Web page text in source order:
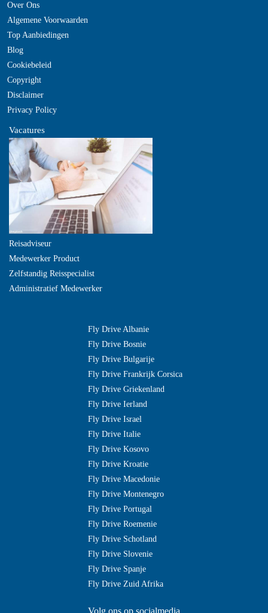
Over Ons
Algemene Voorwaarden
Top Aanbiedingen
Blog
Cookiebeleid
Copyright
Disclaimer
Privacy Policy
Vacatures
Reisadviseur
Medewerker Product
Zelfstandig Reisspecialist
Administratief Medewerker
Fly Drive Albanie
Fly Drive Bosnie
Fly Drive Bulgarije
Fly Drive Frankrijk Corsica
Fly Drive Griekenland
Fly Drive Ierland
Fly Drive Israel
Fly Drive Italie
Fly Drive Kosovo
Fly Drive Kroatie
Fly Drive Macedonie
Fly Drive Montenegro
Fly Drive Portugal
Fly Drive Roemenie
Fly Drive Schotland
Fly Drive Slovenie
Fly Drive Spanje
Fly Drive Zuid Afrika
Volg ons op socialmedia